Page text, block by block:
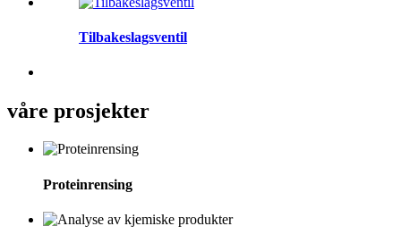
Tilbakeslagsventil
våre prosjekter
Proteinrensing